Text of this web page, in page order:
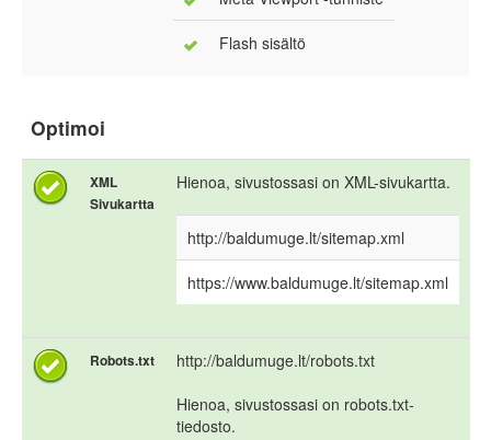
Flash sisältö
Optimoi
XML
Sivukartta
Hienoa, sivustossasi on XML-sivukartta.
http://baldumuge.lt/sitemap.xml
https://www.baldumuge.lt/sitemap.xml
Robots.txt
http://baldumuge.lt/robots.txt
Hienoa, sivustossasi on robots.txt-
tiedosto.